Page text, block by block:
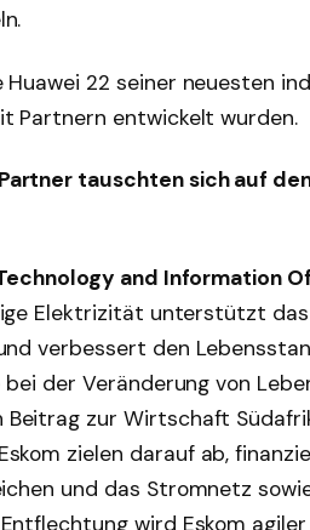
22 seiner neuesten
Partnern entwickelt wurden.
tauschten sich auf
and Information
Elektrizität unterstützt
verbessert den
der Veränderung von
Beitrag zur Wirtschaft
zielen darauf ab,
und das Stromnetz
wird Eskom